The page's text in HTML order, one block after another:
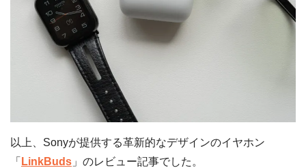
以上、Sonyが提供する革新的なデザインのイヤホン
「 LinkBuds 」のレビュー記事でした。